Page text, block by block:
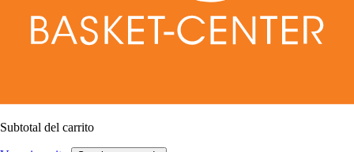
Subtotal del carrito